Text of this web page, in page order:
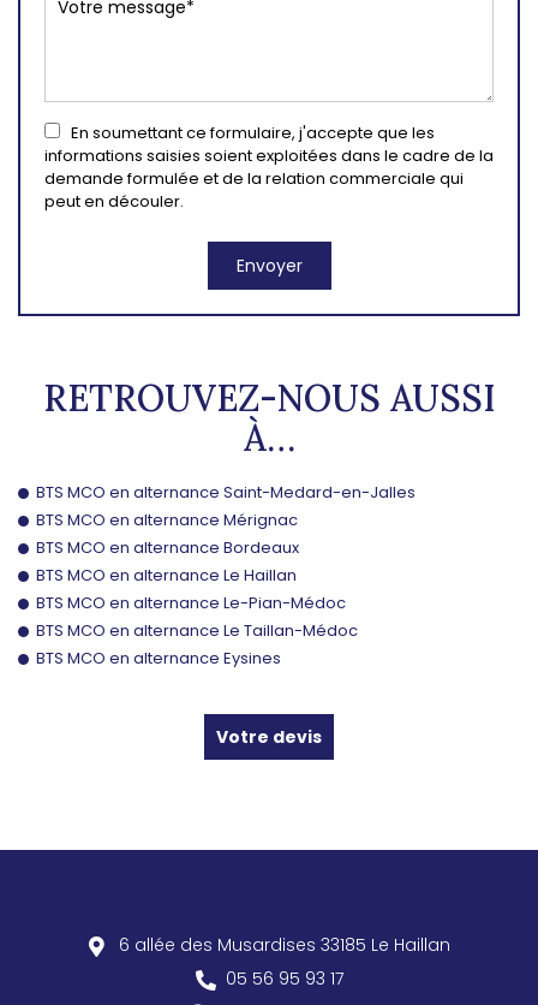
En soumettant ce formulaire, j'accepte que les
informations saisies soient exploitées dans le cadre de la
demande formulée et de la relation commerciale qui
peut en découler.
RETROUVEZ-NOUS AUSSI
À…
BTS MCO en alternance Saint-Medard-en-Jalles
BTS MCO en alternance Mérignac
BTS MCO en alternance Bordeaux
BTS MCO en alternance Le Haillan
BTS MCO en alternance Le-Pian-Médoc
BTS MCO en alternance Le Taillan-Médoc
BTS MCO en alternance Eysines
Votre devis
6 allée des Musardises 33185 Le Haillan
05 56 95 93 17